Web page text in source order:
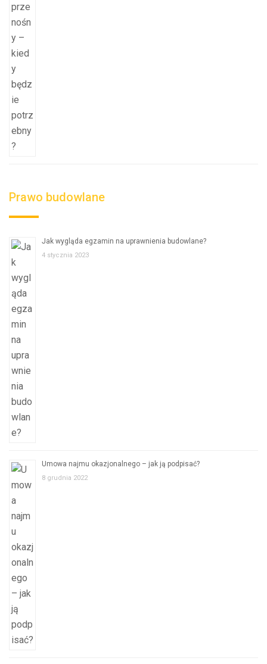
Prawo budowlane
Jak wygląda egzamin na uprawnienia budowlane?
4 stycznia 2023
Umowa najmu okazjonalnego – jak ją podpisać?
8 grudnia 2022